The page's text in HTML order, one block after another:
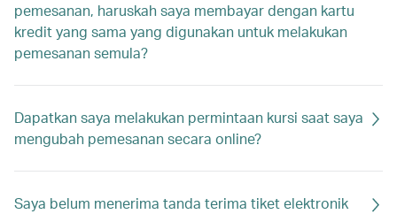
pemesanan, haruskah saya membayar dengan kartu
kredit yang sama yang digunakan untuk melakukan
pemesanan semula?
Dapatkan saya melakukan permintaan kursi saat saya
mengubah pemesanan secara online?
Saya belum menerima tanda terima tiket elektronik